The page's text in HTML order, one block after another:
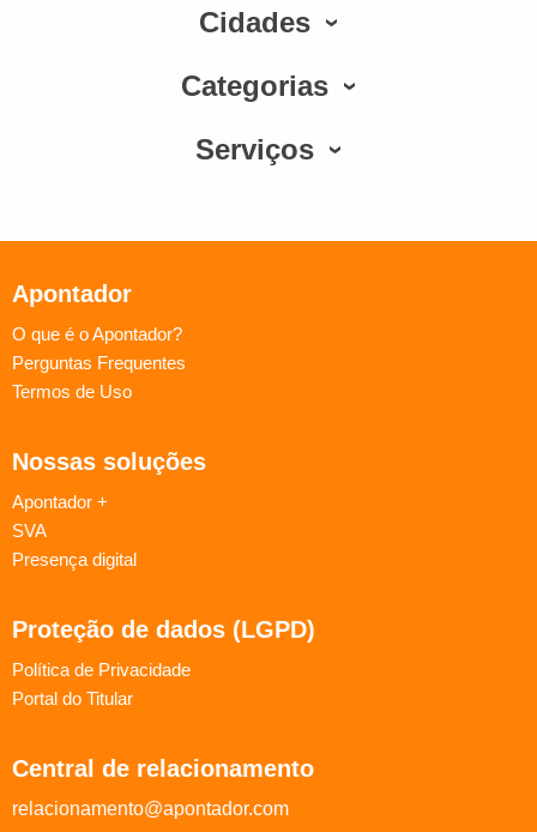
Cidades
Categorias
Serviços
Apontador
O que é o Apontador?
Perguntas Frequentes
Termos de Uso
Nossas soluções
Apontador +
SVA
Presença digital
Proteção de dados (LGPD)
Política de Privacidade
Portal do Titular
Central de relacionamento
relacionamento@apontador.com